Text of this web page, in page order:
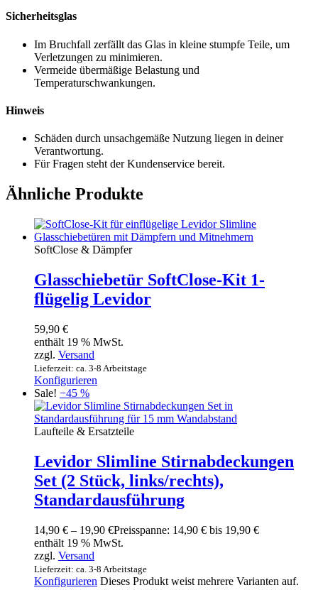
Sicherheitsglas
Im Bruchfall zerfällt das Glas in kleine stumpfe Teile, um
Verletzungen zu minimieren.
Vermeide übermäßige Belastung und
Temperaturschwankungen.
Hinweis
Schäden durch unsachgemäße Nutzung liegen in deiner
Verantwortung.
Für Fragen steht der Kundenservice bereit.
Ähnliche Produkte
SoftClose & Dämpfer
Glasschiebetür SoftClose-Kit 1-
flügelig Levidor
59,90 €
enthält 19 % MwSt.
zzgl. Versand
Lieferzeit: ca. 3-8 Arbeitstage
Konfigurieren
Sale! −45 %
Laufteile & Ersatzteile
Levidor Slimline Stirnabdeckungen
Set (2 Stück, links/rechts),
Standardausführung
14,90 € – 19,90 €Preisspanne: 14,90 € bis 19,90 €
enthält 19 % MwSt.
zzgl. Versand
Lieferzeit: ca. 3-8 Arbeitstage
Konfigurieren Dieses Produkt weist mehrere Varianten auf.